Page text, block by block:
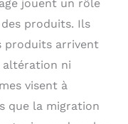
jouent un rôle
produits. Ils
produits arrivent
altération ni
visent à
que la migration